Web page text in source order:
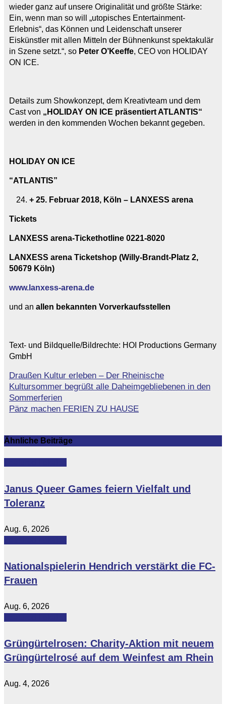
wieder ganz auf unsere Originalität und größte Stärke:
Ein, wenn man so will „utopisches Entertainment-
Erlebnis“, das Können und Leidenschaft unserer
Eiskünstler mit allen Mitteln der Bühnenkunst spektakulär
in Szene setzt.“, so Peter O’Keeffe, CEO von HOLIDAY
ON ICE.
Details zum Showkonzept, dem Kreativteam und dem
Cast von „HOLIDAY ON ICE präsentiert ATLANTIS“
werden in den kommenden Wochen bekannt gegeben.
HOLIDAY ON ICE
“ATLANTIS”
+ 25. Februar 2018, Köln – LANXESS arena
Tickets
LANXESS arena-Tickethotline 0221-8020
LANXESS arena Ticketshop (Willy-Brandt-Platz 2,
50679 Köln)
www.lanxess-arena.de
und an allen bekannten Vorverkaufsstellen
Text- und Bildquelle/Bildrechte: HOI Productions Germany
GmbH
Beitragsnavigation
Draußen Kultur erleben – Der Rheinische
Kultursommer begrüßt alle Daheimgebliebenen in den
Sommerferien
Pänz machen FERIEN ZU HAUSE
Ähnliche Beiträge
Janus Queer Games feiern Vielfalt und
Toleranz
Aug. 6, 2026
Nationalspielerin Hendrich verstärkt die FC-
Frauen
Aug. 6, 2026
Grüngürtelrosen: Charity-Aktion mit neuem
Grüngürtelrosé auf dem Weinfest am Rhein
Aug. 4, 2026